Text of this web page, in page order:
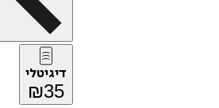
דיגיטלי
₪35